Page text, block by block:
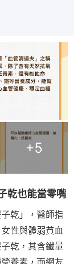
+5
乾也能當零嘴
乾」，醫師指
性與體弱貧血
乾，其含鐵量